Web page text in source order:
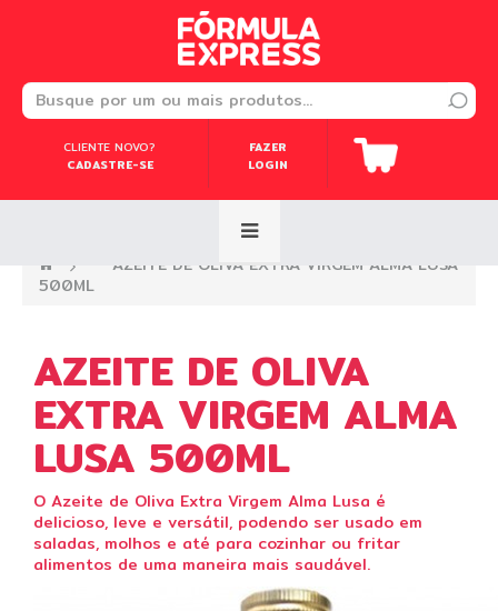
CLIENTE NOVO?
CADASTRE-SE
FAZER
LOGIN
—›
AZEITE DE OLIVA EXTRA VIRGEM ALMA LUSA
500ML
AZEITE DE OLIVA
EXTRA VIRGEM ALMA
LUSA 500ML
O Azeite de Oliva Extra Virgem Alma Lusa é
delicioso, leve e versátil, podendo ser usado em
saladas, molhos e até para cozinhar ou fritar
alimentos de uma maneira mais saudável.
CLIENTE NOVO?
CADASTRE-SE
FAZER
LOGIN